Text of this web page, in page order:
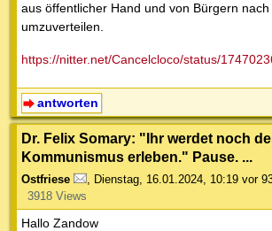
aus öffentlicher Hand und von Bürgern
umzuverteilen.
https://nitter.net/Cancelcloco/status/
antworten
Dr. Felix Somary: "Ihr werdet noch
Kommunismus erleben." Pause. ...
Ostfriese Dienstag, 16.01.2024, 10:19 vor
3918 Views
Hallo Zandow